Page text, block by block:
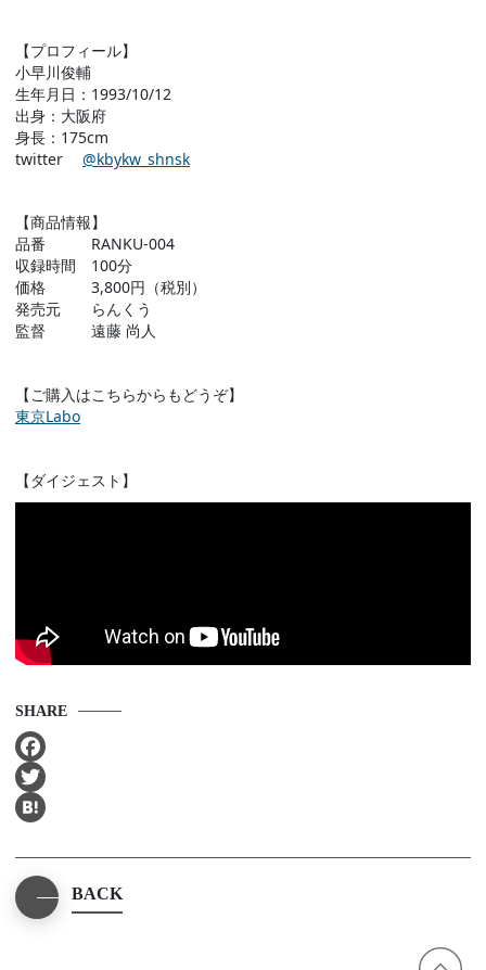
【プロフィール】
小早川俊輔
生年月日：1993/10/12
出身：大阪府
身長：175cm
twitter @kbykw_shnsk
【商品情報】
品番 RANKU-004
収録時間 100分
価格 3,800円（税別）
発売元 らんくう
監督 遠藤 尚人
【ご購入はこちらからもどうぞ】
東京Labo
【ダイジェスト】
SHARE
Facebook
Twitter
BACK